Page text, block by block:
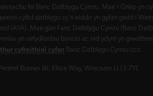
fel Banc Datblygu Cymru. Mae'r Grŵp yn
cyllid datblygu sy'n eiddo yn gyfan gwbl i
Mae gan Fanc Datblygu Cymru (Banc
yn sefydliadau bancio ac nid ydynt yn
cyfreithiol cyfan Banc Datblygu Cymru ccc.
Busnes Iâl, Ellice Way, Wrecsam LL13 7YL